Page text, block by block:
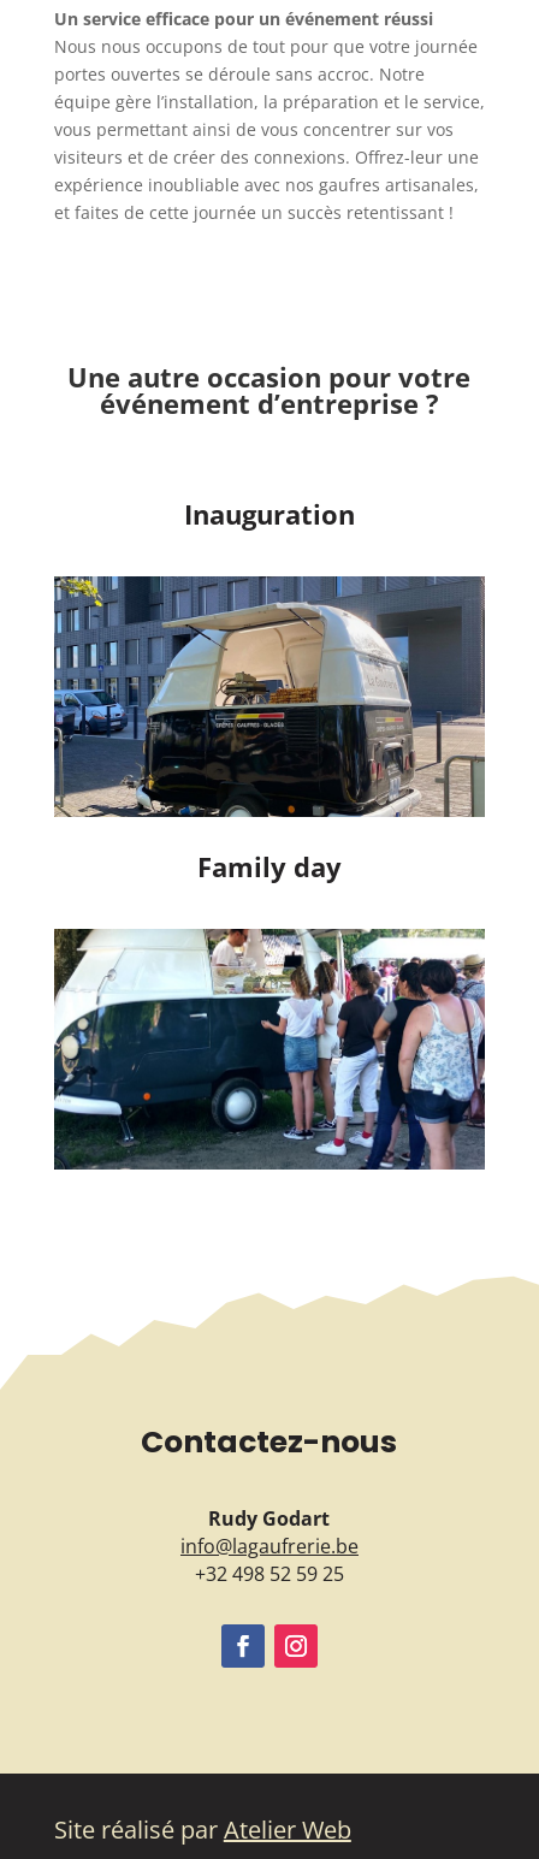
Un service efficace pour un événement réussi
Nous nous occupons de tout pour que votre journée
portes ouvertes se déroule sans accroc. Notre
équipe gère l’installation, la préparation et le service,
vous permettant ainsi de vous concentrer sur vos
visiteurs et de créer des connexions. Offrez-leur une
expérience inoubliable avec nos gaufres artisanales,
et faites de cette journée un succès retentissant !
Une autre occasion pour votre
événement d’entreprise ?
Inauguration
Family day
Contactez-nous
Rudy Godart
info@lagaufrerie.be
+32 498 52 59 25
Site réalisé parAtelier Web